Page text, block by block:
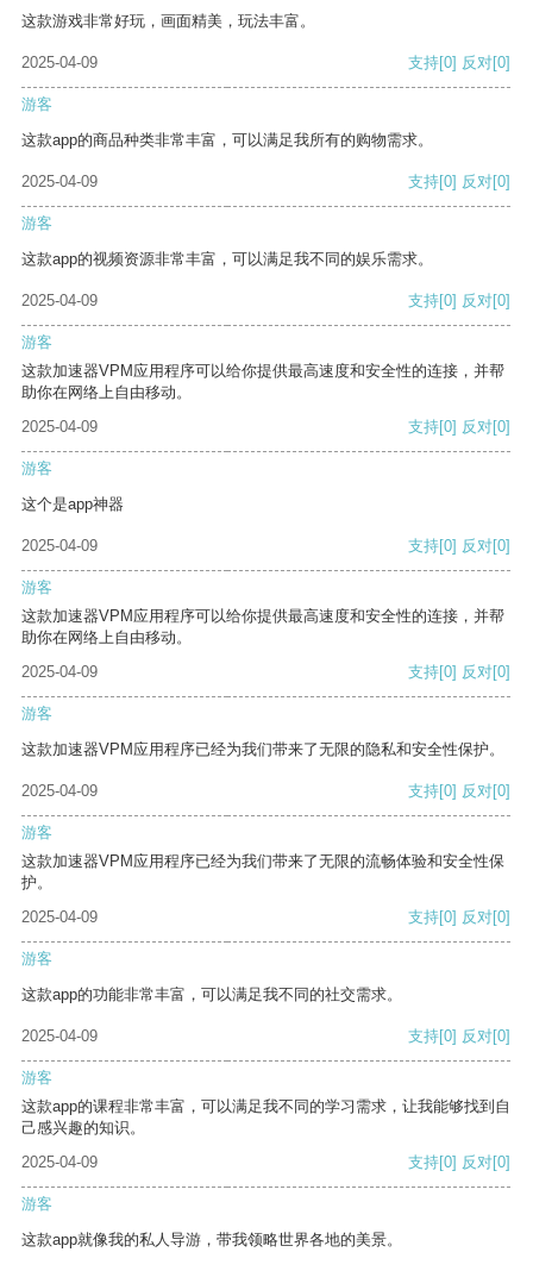
这款游戏非常好玩，画面精美，玩法丰富。
2025-04-09 支持[0] 反对[0]
游客
这款app的商品种类非常丰富，可以满足我所有的购物需求。
2025-04-09 支持[0] 反对[0]
游客
这款app的视频资源非常丰富，可以满足我不同的娱乐需求。
2025-04-09 支持[0] 反对[0]
游客
这款加速器VPM应用程序可以给你提供最高速度和安全性的连接，并帮
助你在网络上自由移动。
2025-04-09
支持[0] 反对[0]
游客
这个是app神器
2025-04-09 支持[0] 反对[0]
游客
这款加速器VPM应用程序可以给你提供最高速度和安全性的连接，并帮
助你在网络上自由移动。
2025-04-09
支持[0] 反对[0]
游客
这款加速器VPM应用程序已经为我们带来了无限的隐私和安全性保护。
2025-04-09 支持[0] 反对[0]
游客
这款加速器VPM应用程序已经为我们带来了无限的流畅体验和安全性保
护。
2025-04-09
支持[0] 反对[0]
游客
这款app的功能非常丰富，可以满足我不同的社交需求。
2025-04-09 支持[0] 反对[0]
游客
这款app的课程非常丰富，可以满足我不同的学习需求，让我能够找到自
己感兴趣的知识。
2025-04-09
支持[0] 反对[0]
游客
这款app就像我的私人导游，带我领略世界各地的美景。